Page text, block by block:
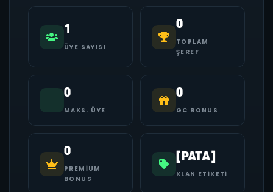
1
ÜYE SAYISI
0
TOPLAM
ŞEREF
0
MAKS. ÜYE
0
GC BONUS
0
PREMIUM
BONUS
[PATA]
KLAN ETIKETI